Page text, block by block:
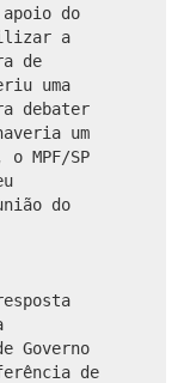
do
a
de
uma
debater
um
MPF/SP
do
Governo
de